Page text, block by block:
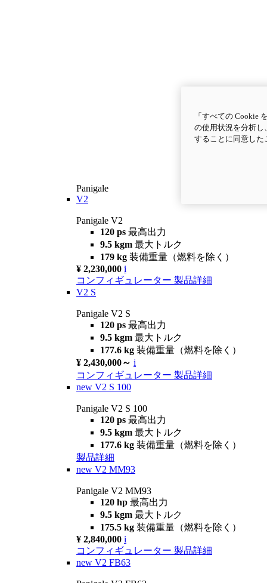
Panigale
V2
Panigale V2
120 ps 最高出力
9.5 kgm 最大トルク
179 kg 装備重量（燃料を除く）
¥ 2,230,000 i
コンフィギュレーター 製品詳細
V2 S
Panigale V2 S
120 ps 最高出力
9.5 kgm 最大トルク
177.6 kg 装備重量（燃料を除く）
¥ 2,430,000～ i
コンフィギュレーター 製品詳細
new V2 S 100
Panigale V2 S 100
120 ps 最高出力
9.5 kgm 最大トルク
177.6 kg 装備重量（燃料を除く）
製品詳細
new V2 MM93
Panigale V2 MM93
120 hp 最高出力
9.5 kgm 最大トルク
175.5 kg 装備重量（燃料を除く）
¥ 2,840,000 i
コンフィギュレーター 製品詳細
new V2 FB63
「すべての Cookie
の使用状況を分析し
することに同意し